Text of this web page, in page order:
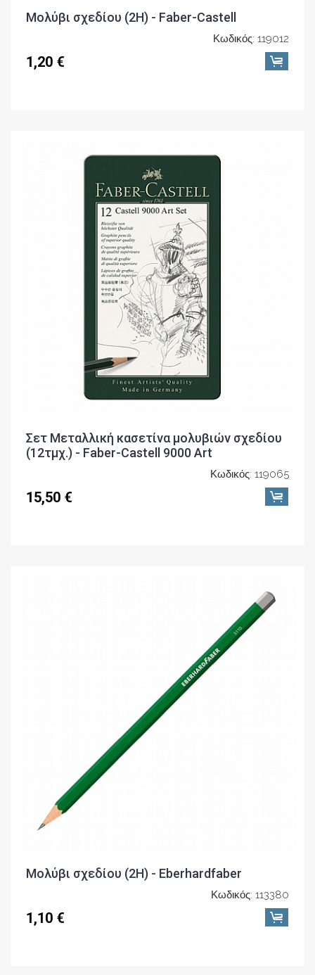
Μολύβι σχεδίου (2H) - Faber-Castell
Κωδικός: 119012
1,20 €
Σετ Μεταλλική κασετίνα μολυβιών σχεδίου
(12τμχ.) - Faber-Castell 9000 Art
Κωδικός: 119065
15,50 €
Μολύβι σχεδίου (2H) - Eberhardfaber
Κωδικός: 113380
1,10 €